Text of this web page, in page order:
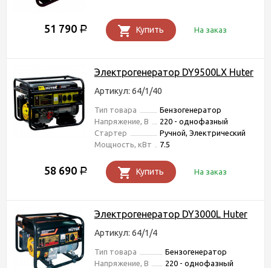
51 790 Р Купить На заказ
Электрогенератор DY9500LX Huter
Артикул: 64/1/40
Тип товара
Бензогенератор
Напряжение, В
220 - однофазный
Стартер
Ручной, Электрический
Мощность, кВт
7.5
58 690 Р Купить На заказ
Электрогенератор DY3000L Huter
Артикул: 64/1/4
Тип товара
Бензогенератор
Напряжение, В
220 - однофазный